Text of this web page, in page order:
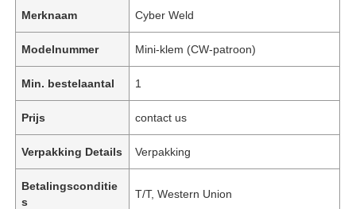
Merknaam Cyber Weld
Modelnummer Mini-klem (CW-patroon)
Min. bestelaantal 1
Prijs contact us
Verpakking Details Verpakking
Betalingsconditie
s
T/T, Western Union